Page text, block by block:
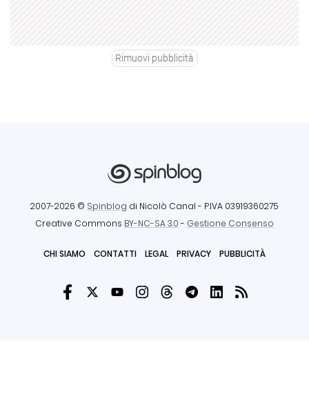
Rimuovi pubblicità
2007-2026 © Spinblog di Nicolò Canal - P.IVA 03919360275
Creative Commons BY-NC-SA 3.0- Gestione Consenso
CHI SIAMO CONTATTI LEGAL PRIVACY PUBBLICITÀ